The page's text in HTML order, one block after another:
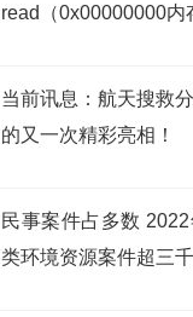
read（0x00000000内
当前讯息：航天搜救
的又一次精彩亮相！
民事案件占多数
类环境资源案件超三